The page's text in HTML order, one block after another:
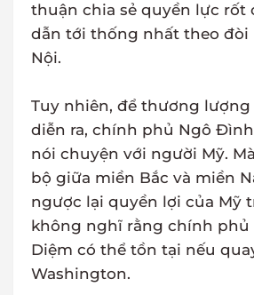
thuận chia sẻ quyền lực rốt
dẫn tới thống nhất theo đòi
Nội.
Tuy nhiên, để thương
diễn ra, chính phủ Ngô
nói chuyện với người Mỹ.
bộ giữa miền Bắc và miền
ngược lại quyền lợi của Mỹ
không nghĩ rằng chính phủ
Diệm có thể tồn tại nếu
Washington.